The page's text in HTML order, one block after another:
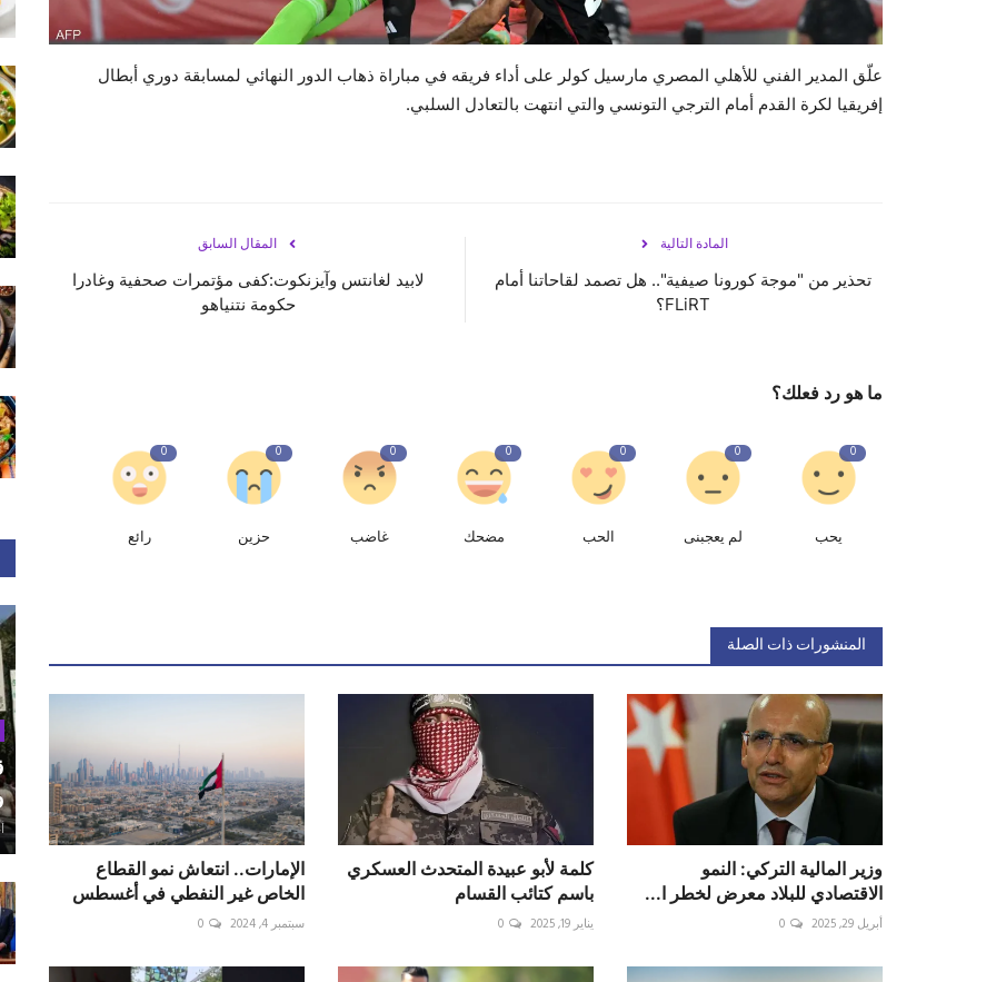
علّق المدير الفني للأهلي المصري مارسيل كولر على أداء فريقه في مباراة ذهاب الدور النهائي لمسابقة دوري أبطال
إفريقيا لكرة القدم أمام الترجي التونسي والتي انتهت بالتعادل السلبي.
المقال السابق
لابيد لغانتس وآيزنكوت:كفى مؤتمرات صحفية وغادرا
حكومة نتنياهو
المادة التالية
تحذير من "موجة كورونا صيفية".. هل تصمد لقاحاتنا أمام
FLiRT؟
ما هو رد فعلك؟
0
يحب
0
لم يعجبنى
0
الحب
0
مضحك
0
غاضب
0
حزين
0
رائع
المنشورات ذات الصلة
وزير المالية التركي: النمو
الاقتصادي للبلاد معرض لخطر ا...
أبريل 29, 2025 0
كلمة لأبو عبيدة المتحدث العسكري
باسم كتائب القسام
يناير 19, 2025 0
الإمارات.. انتعاش نمو القطاع
الخاص غير النفطي‭ ‬في أغسطس
سبتمبر 4, 2024 0